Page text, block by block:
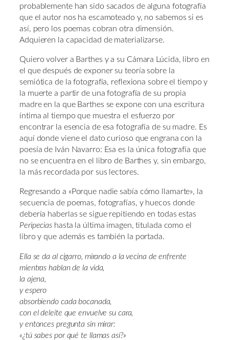
probablemente han sido sacados de alguna fotografía
que el autor nos ha escamoteado y, no sabemos si es
así, pero los poemas cobran otra dimensión.
Adquieren la capacidad de materializarse.
Quiero volver a Barthes y a su Cámara Lúcida, libro en
el que después de exponer su teoría sobre la
semiótica de la fotografía, reflexiona sobre el tiempo y
la muerte a partir de una fotografía de su propia
madre en la que Barthes se expone con una escritura
íntima al tiempo que muestra el esfuerzo por
encontrar la esencia de esa fotografía de su madre. Es
aquí donde viene el dato curioso que engrana con la
poesía de Iván Navarro: Esa es la única fotografía que
no se encuentra en el libro de Barthes y, sin embargo,
la más recordada por sus lectores.
Regresando a «Porque nadie sabía cómo llamarte», la
secuencia de poemas, fotografías, y huecos donde
debería haberlas se sigue repitiendo en todas estas
Peripecias hasta la última imagen, titulada como el
libro y que además es también la portada.
Ella se da al cigarro, mirando a la vecina de enfrente
mientras hablan de la vida,
la ajena,
y espero
absorbiendo cada bocanada,
con el deleite que envuelve su cara,
y entonces pregunta sin mirar:
«¿tú sabes por qué te llamas así?»